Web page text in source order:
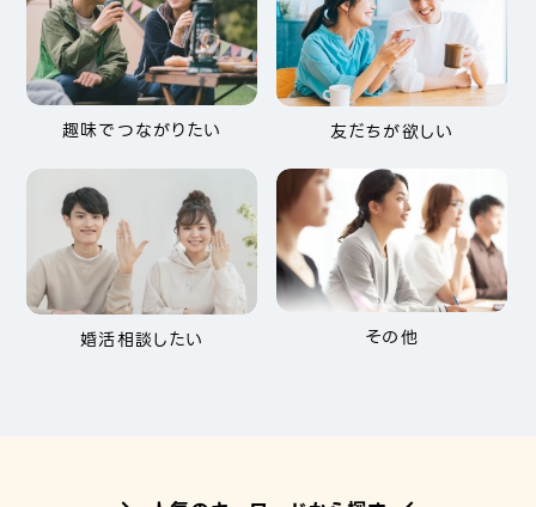
趣味でつながりたい 友だちが欲しい
婚活相談したい その他